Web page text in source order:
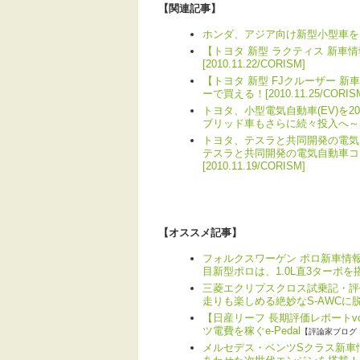
【関連記事】
ホンダ、アジア向け新型小型車
【トヨタ 新型 ラクティス 新車
[2010.11.22/CORISM]
【トヨタ 新型 FJクルーザー 新
ーで買える！[2010.11.25/
トヨタ、小型電気自動車(EV)を
ブリッド車もさらに続々投入へ
トヨタ、テスラと共同開発の電
テスラと共同開発の電気自動車
[2010.11.19/CORISM]
【オススメ記事】
フォルクスワーゲン ポロ新車情
目新型ポロは、1.0L直3ターボを
三菱エクリプスクロス試乗記・
走りも楽しめる絶妙なS-AWCに
【日産リーフ 長期評価レポー
ツ電費を稼ぐe-Pedal
【評論家ブロ
メルセデス・ベンツSクラス新